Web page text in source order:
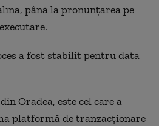
până la pronunțarea pe
a fost stabilit pentru data
Oradea, este cel care a
platformă de tranzacționare